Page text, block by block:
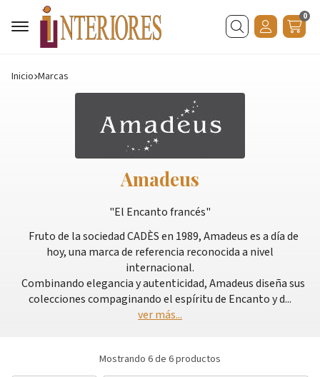
Buscar
0
Inicio marcas
Amadeus
"El Encanto francés"
Fruto de la sociedad CADÈS en 1989, Amadeus es a día de
hoy, una marca de referencia reconocida a nivel
internacional.
Combinando elegancia y autenticidad, Amadeus diseña sus
colecciones compaginando el espíritu de Encanto y d...
ver más...
Mostrando 6 de 6 productos